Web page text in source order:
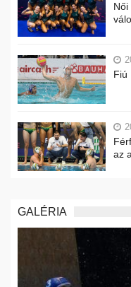
Fiú
az
GALÉRIA